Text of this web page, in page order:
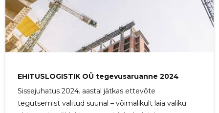
EHITUSLOGISTIK OÜ tegevusaruanne 2024
Sissejuhatus 2024. aastal jätkas ettevõte
tegutsemist valitud suunal – võimalikult laia valiku